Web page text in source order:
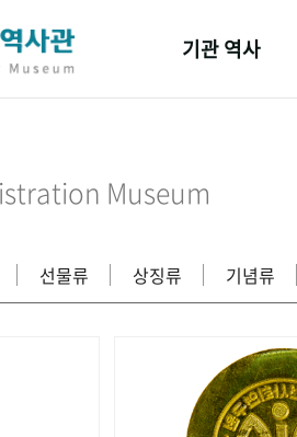
기관 역사
연구원 사람들
Museum
선물류 상징류 기념류